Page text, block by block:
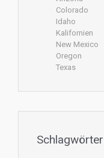
Colorado
Idaho
Kalifornien
New Mexico
Oregon
Texas
Schlagwörter